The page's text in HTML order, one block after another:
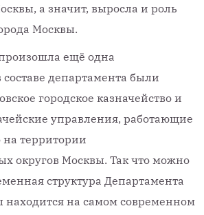
а значит, выросла и роль
Москвы.
ещё одна
департамента были
городское казначейство и
управления, работающие
на территории
округов Москвы. Так что можно
структура Департамента
на самом современном